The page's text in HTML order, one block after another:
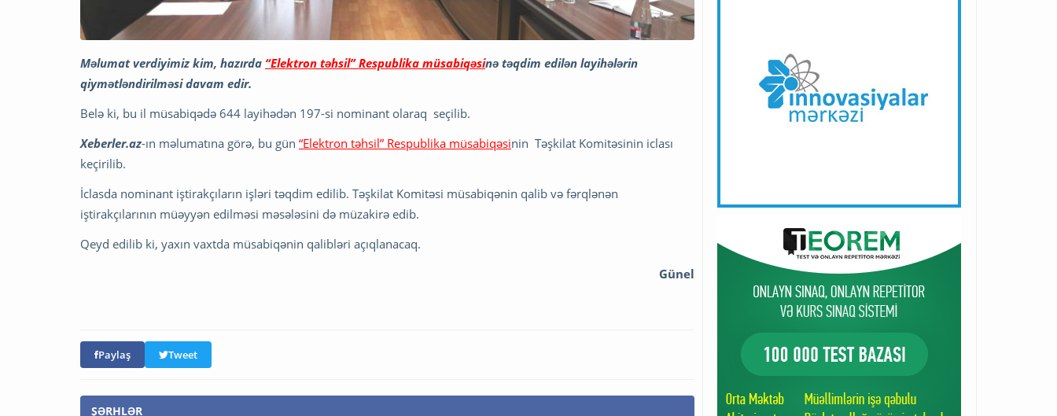
Məlumat verdiyimiz kim, hazırda “Elektron təhsil” Respublika müsabiqəsinə təqdim edilən layihələrin
qiymətləndirilməsi davam edir.
Belə ki, bu il müsabiqədə 644 layihədən 197-si nominant olaraq seçilib.
Xeberler.az-ın məlumatına görə, bu gün “Elektron təhsil” Respublika müsabiqəsinin Təşkilat Komitəsinin iclası
keçirilib.
İclasda nominant iştirakçıların işləri təqdim edilib. Təşkilat Komitəsi müsabiqənin qalib və fərqlənən
iştirakçılarının müəyyən edilməsi məsələsini də müzakirə edib.
Qeyd edilib ki, yaxın vaxtda müsabiqənin qalibləri açıqlanacaq.
Günel
Paylaş Tweet
ŞƏRHLƏR